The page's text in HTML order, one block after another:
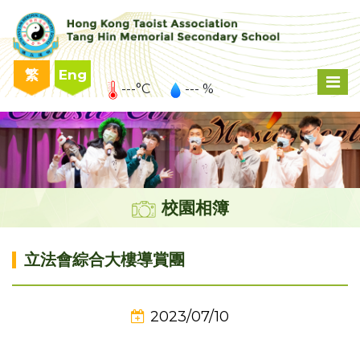
繁 Eng
---°C --- %
校園相簿
立法會綜合大樓導賞團
2023/07/10